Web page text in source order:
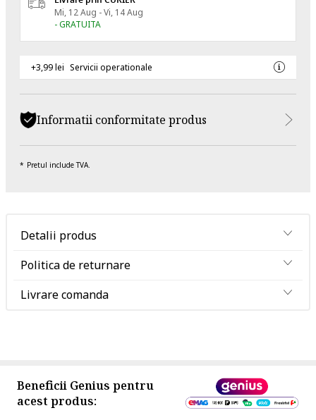
Mi, 12 Aug - Vi, 14 Aug
- GRATUITA
+3,99 lei Servicii operationale
Informatii conformitate produs
Pretul include TVA.
Detalii produs
Politica de returnare
Livrare comanda
Beneficii Genius pentru
acest produs: